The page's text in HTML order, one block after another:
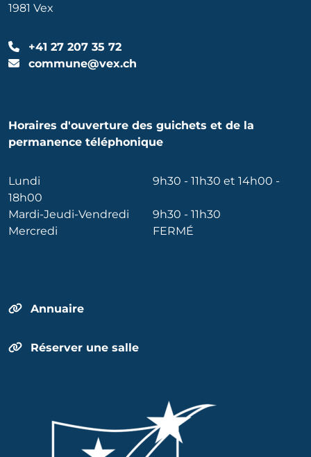
1981 Vex
+41 27 207 35 72
commune@vex.ch
Horaires d'ouverture des guichets et de la
permanence téléphonique
Lundi
9h30 - 11h30 et 14h00 -
18h00
Mardi-Jeudi-Vendredi
9h30 - 11h30
Mercredi
FERMÉ
Annuaire
Réserver une salle